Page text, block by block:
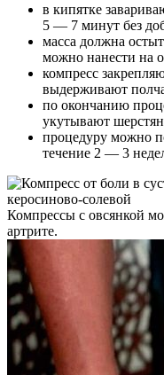
в кипятке
5 — 7 минут без
масса должна
можно нанести на
компресс
выдерживают
по окончанию
укутывают
процедуру можно
течение 2 — 3
Компрессы с овсянкой
артрите.